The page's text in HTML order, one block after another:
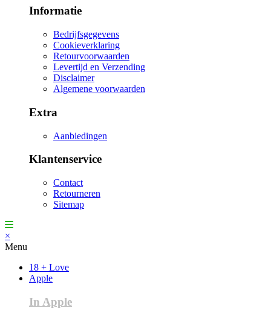
Informatie
Bedrijfsgegevens
Cookieverklaring
Retourvoorwaarden
Levertijd en Verzending
Disclaimer
Algemene voorwaarden
Extra
Aanbiedingen
Klantenservice
Contact
Retourneren
Sitemap
×
Menu
18 + Love
Apple
In Apple